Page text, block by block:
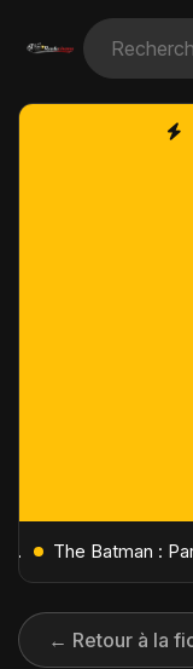
L'Âge de Glace : Le Réveil du Volcan – Manny, Sid et Diego de retour pour une aventure explosive
← Retour à la